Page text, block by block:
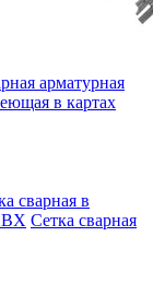
арматурная
в картах
сварная в
Сетка сварная